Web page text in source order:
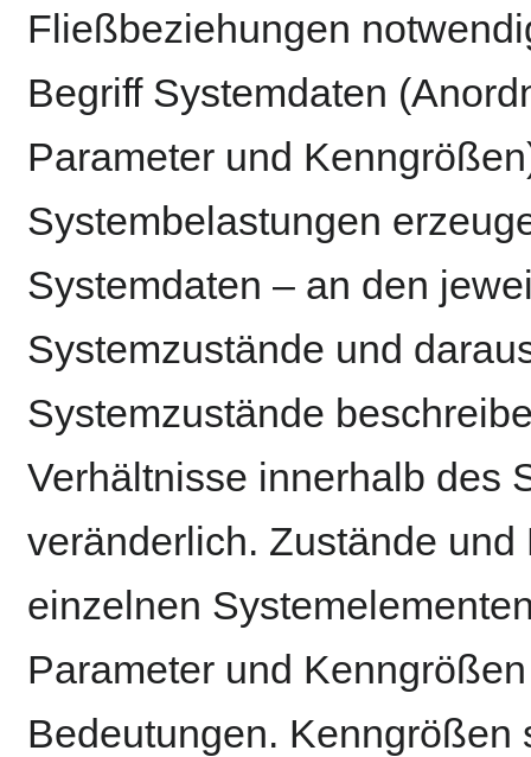
Fließbeziehungen
Begriff Systemdaten
Parameter und
Systembelastungen
Systemdaten – an den
Systemzustände und
Systemzustände
Verhältnisse innerhalb des
veränderlich. Zustände
einzelnen
Parameter und
Bedeutungen.